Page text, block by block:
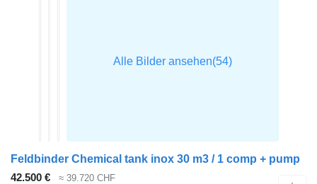
Feldbinder Chemical tank inox 30 m3 / 1 comp + pump
42.500 €
≈ 39.720 CHF